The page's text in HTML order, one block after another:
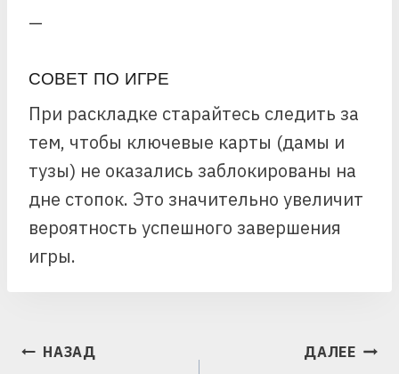
—
СОВЕТ ПО ИГРЕ
При раскладке старайтесь следить за
тем, чтобы ключевые карты (дамы и
тузы) не оказались заблокированы на
дне стопок. Это значительно увеличит
вероятность успешного завершения
игры.
НАВИГАЦИЯ
НАЗАД ДАЛЕЕ